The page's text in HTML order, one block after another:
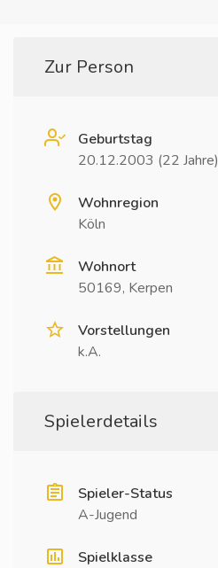
Zur Person
Geburtstag
20.12.2003 (22 Jahre)
Wohnregion
Köln
Wohnort
50169, Kerpen
Vorstellungen
k.A.
Spielerdetails
Spieler-Status
A-Jugend
Spielklasse